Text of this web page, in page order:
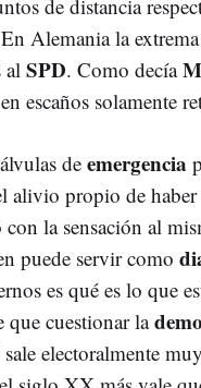
de distancia
Alemania la
al SPD. Como decía
escaños solamente
deemergencia
alivio propio de
la sensación al
puede servir como
es qué es lo que
que cuestionar la
electoralmente